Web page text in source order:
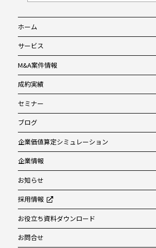
ホーム
サービス
M&A案件情報
成約実績
セミナー
ブログ
企業価値算定シミュレーション
企業情報
お知らせ
採用情報
お役立ち資料ダウンロード
お問合せ